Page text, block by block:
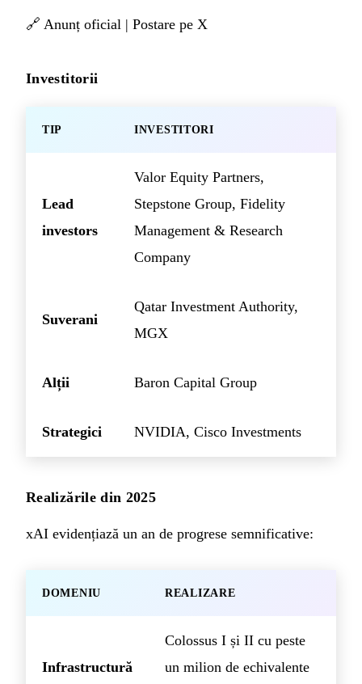
🔗 Anunț oficial | Postare pe X
Investitorii
TIP INVESTITORI
Lead
investors
Valor Equity Partners,
Stepstone Group, Fidelity
Management & Research
Company
Suverani
Qatar Investment Authority,
MGX
Alții Baron Capital Group
Strategici NVIDIA, Cisco Investments
Realizările din 2025
xAI evidențiază un an de progrese semnificative:
DOMENIU REALIZARE
Infrastructură
Colossus I și II cu peste
un milion de echivalente